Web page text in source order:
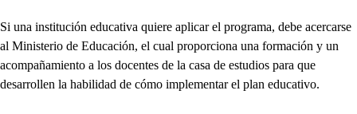
Si una institución educativa quiere aplicar el programa, debe acercarse
al Ministerio de Educación, el cual proporciona una formación y un
acompañamiento a los docentes de la casa de estudios para que
desarrollen la habilidad de cómo implementar el plan educativo.